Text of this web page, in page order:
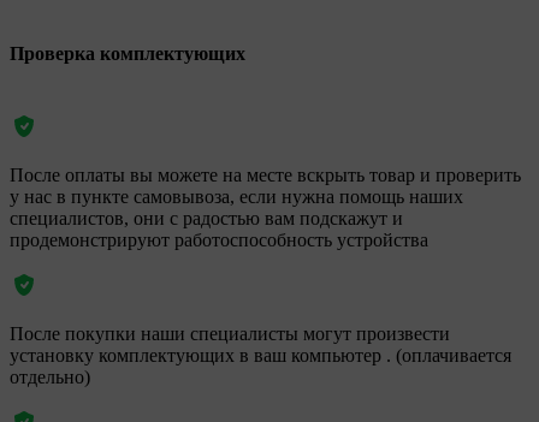
Проверка комплектующих
После оплаты вы можете на месте вскрыть товар и проверить
у нас в пункте самовывоза, если нужна помощь наших
специалистов, они с радостью вам подскажут и
продемонстрируют работоспособность устройства
После покупки наши специалисты могут произвести
установку комплектующих в ваш компьютер . (оплачивается
отдельно)